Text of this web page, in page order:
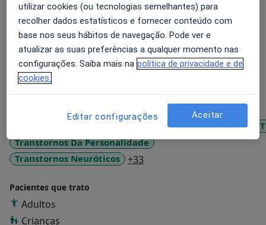
As consultas podem ser presenciais em Lisboa ou
online.
maisSobre mim
Principais doenças tratadas
Transtorno de Déficit de Atenção com Hiperatividade
Transtornos Da Personalidade
Transtornos Neuróticos
+33
Pacientes que trato
Adultos
Crianças
utilizar cookies (ou tecnologias semelhantes) para
recolher dados estatísticos e fornecer conteúdo com
base nos seus hábitos de navegação. Pode ver e
atualizar as suas preferências a qualquer momento nas
configurações. Saiba mais na política de privacidade e de
cookies.
Editar configurações Aceitar